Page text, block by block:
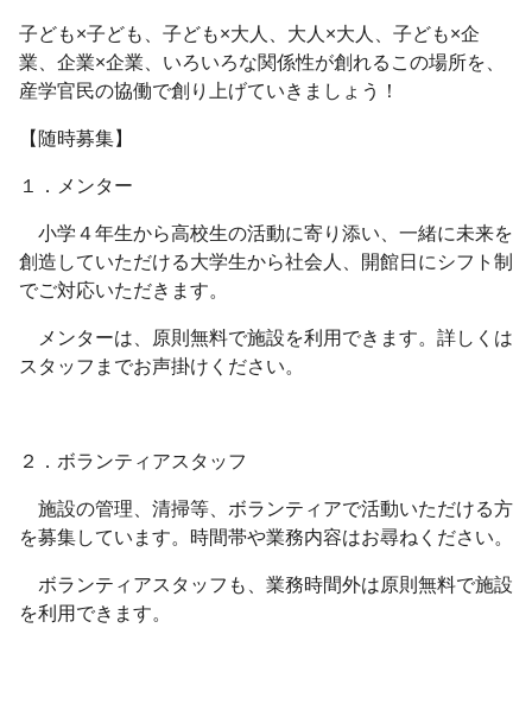
子ども×子ども、子ども×大人、大人×大人、子ども×企
業、企業×企業、いろいろな関係性が創れるこの場所を、
産学官民の協働で創り上げていきましょう！
【随時募集】
１．メンター
小学４年生から高校生の活動に寄り添い、一緒に未来を
創造していただける大学生から社会人、開館日にシフト制
でご対応いただきます。
メンターは、原則無料で施設を利用できます。詳しくは
スタッフまでお声掛けください。
２．ボランティアスタッフ
施設の管理、清掃等、ボランティアで活動いただける方
を募集しています。時間帯や業務内容はお尋ねください。
ボランティアスタッフも、業務時間外は原則無料で施設
を利用できます。